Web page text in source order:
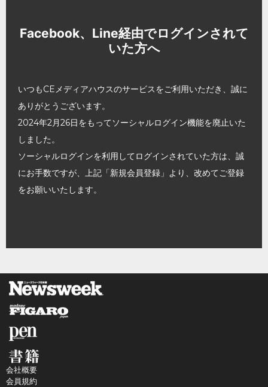
Facebook、Line経由でログインされて
いた方へ
いつもCEメディアハウスのサービスをご利用いただき、誠に
ありがとうございます。
2024年2月26日をもってソーシャルログイン機能を廃止いた
しました。
ソーシャルログインを利用してログインされていた方は、誠
にお手数ですが、上記「新規会員登録」より、改めてご登録
をお願いいたします。
会社概要
会員規約